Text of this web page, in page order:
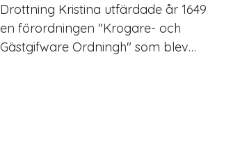
Drottning Kristina utfärdade år 1649
en förordningen "Krogare- och
Gästgifware Ordningh" som blev…